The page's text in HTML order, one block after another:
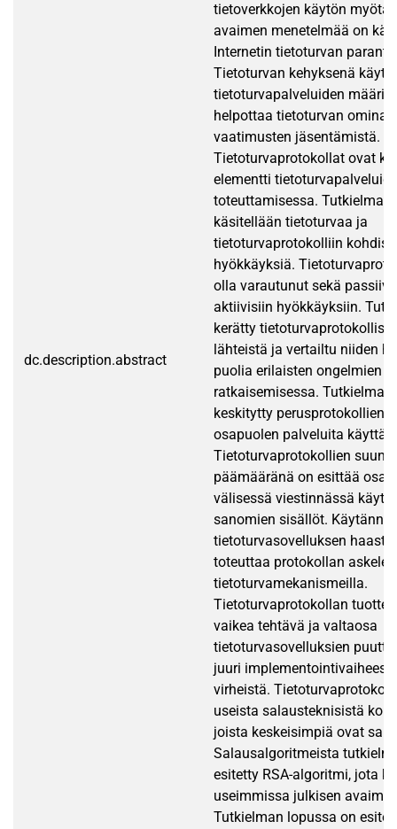
dc.description.abstract
tietoverkkojen käytön myötä
avaimen menetelmää on
Internetin tietoturvan
Tietoturvan kehyksenä
tietoturvapalveluiden
helpottaa tietoturvan
vaatimusten jäsentämistä.
Tietoturvaprotokollat ovat
elementti
toteuttamisessa. Tutkielman
käsitellään tietoturvaa ja
tietoturvaprotokolliin
hyökkäyksiä.
olla varautunut sekä
aktiivisiin hyökkäyksiin.
kerätty
lähteistä ja vertailtu niiden
puolia erilaisten ongelmien
ratkaisemisessa.
keskitytty perusprotokollien
osapuolen palveluita
Tietoturvaprotokollien
päämääränä on esittää
välisessä viestinnässä
sanomien sisällöt.
tietoturvasovelluksen
toteuttaa protokollan
tietoturvamekanismeilla.
Tietoturvaprotokollan
vaikea tehtävä ja valtaosa
tietoturvasovelluksien
juuri
virheistä.
useista salausteknisistä
joista keskeisimpiä ovat
Salausalgoritmeista
esitetty RSA-algoritmi, jota
useimmissa julkisen
Tutkielman lopussa on